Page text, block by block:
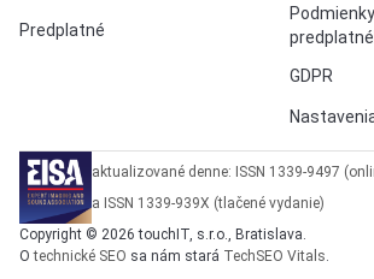
Predplatné
GDPR
aktualizované denne: ISSN 1339-9497
a ISSN 1339-939X (tlačené vydanie)
Copyright © 2026 touchIT, s.r.o., Bratislava.
Otechnické SEO sa nám stará TechSEO Vitals